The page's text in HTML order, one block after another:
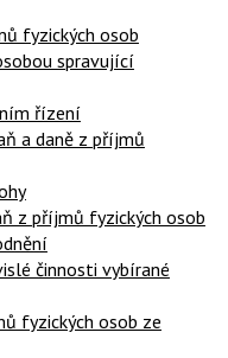
fyzických osob
spravující
řízení
a daně z příjmů
z příjmů fyzických osob
činnosti vybírané
fyzických osob ze